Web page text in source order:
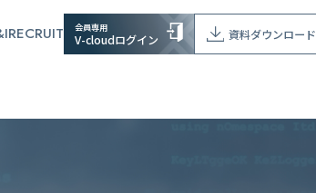
RECRUIT 会員専用
V-cloudログイン 資料ダウンロード